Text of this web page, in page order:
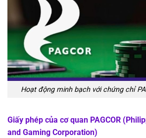
Hoạt động minh bạch với chứng chỉ
Giấy phép của cơ quan PAGCOR
and Gaming Corporation)